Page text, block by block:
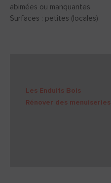
abimées ou manquantes
Surfaces : petites (locales)
Les Enduits Bois
Rénover des menuiseries